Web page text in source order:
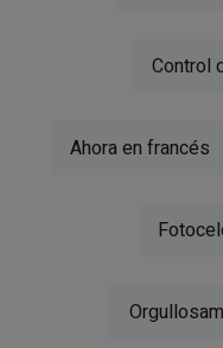
Control
Ahora en francés